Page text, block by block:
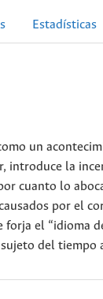
Estadísticas
un
introduce la
cuanto lo
por el
forja el “idioma
del tiempo